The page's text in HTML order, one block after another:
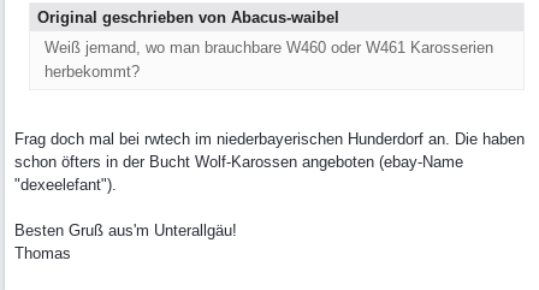
Original geschrieben von Abacus-waibel
Weiß jemand, wo man brauchbare W460 oder W461 Karosserien
herbekommt?
Frag doch mal bei rwtech im niederbayerischen Hunderdorf an. Die haben
schon öfters in der Bucht Wolf-Karossen angeboten (ebay-Name
"dexeelefant").
Besten Gruß aus'm Unterallgäu!
Thomas